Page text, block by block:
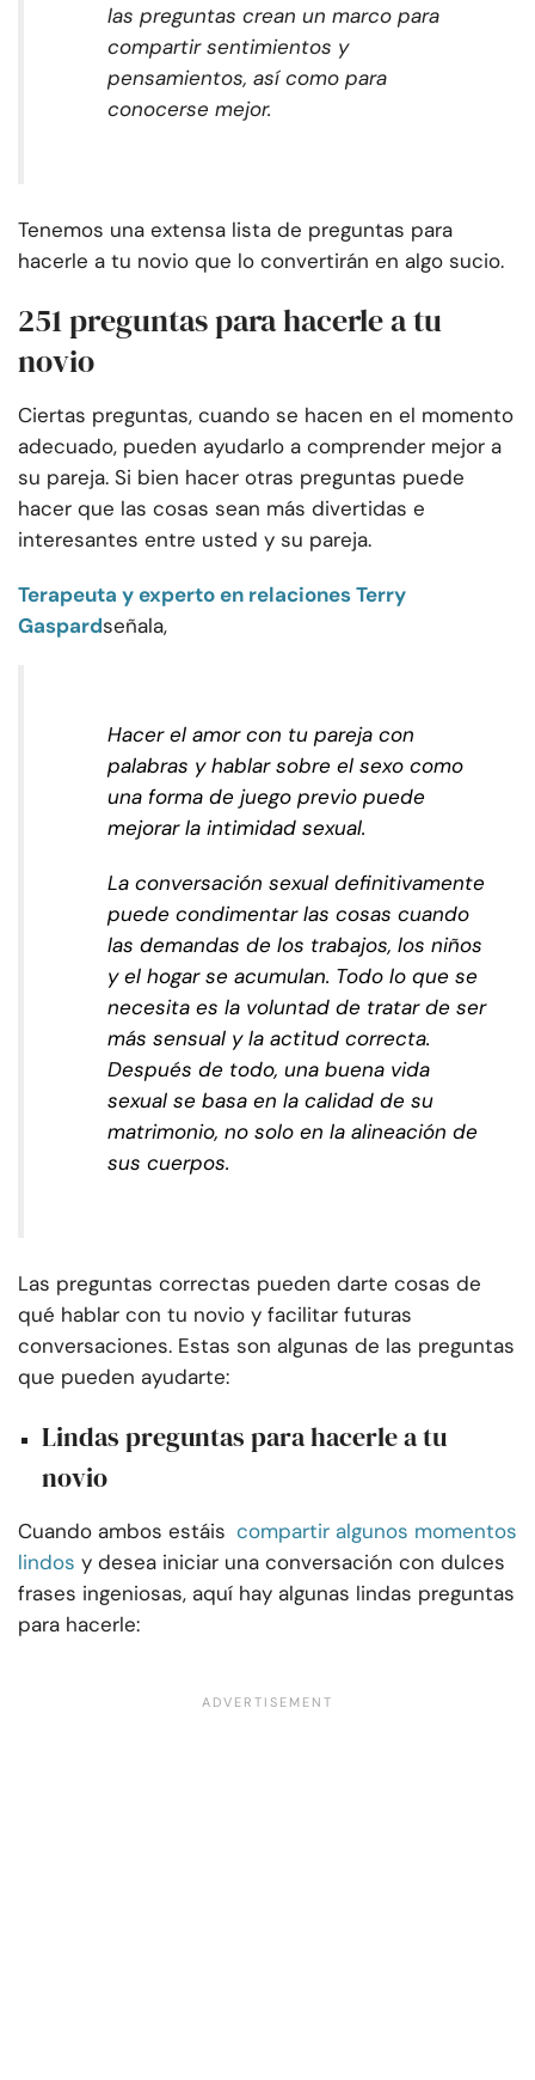
las preguntas crean un marco para
compartir sentimientos y
pensamientos, así como para
conocerse mejor.
Tenemos una extensa lista de preguntas para
hacerle a tu novio que lo convertirán en algo sucio.
251 preguntas para hacerle a tu
novio
Ciertas preguntas, cuando se hacen en el momento
adecuado, pueden ayudarlo a comprender mejor a
su pareja. Si bien hacer otras preguntas puede
hacer que las cosas sean más divertidas e
interesantes entre usted y su pareja.
Terapeuta y experto en relaciones Terry
Gaspardseñala,
Hacer el amor con tu pareja con
palabras y hablar sobre el sexo como
una forma de juego previo puede
mejorar la intimidad sexual.
La conversación sexual definitivamente
puede condimentar las cosas cuando
las demandas de los trabajos, los niños
y el hogar se acumulan. Todo lo que se
necesita es la voluntad de tratar de ser
más sensual y la actitud correcta.
Después de todo, una buena vida
sexual se basa en la calidad de su
matrimonio, no solo en la alineación de
sus cuerpos.
Las preguntas correctas pueden darte cosas de
qué hablar con tu novio y facilitar futuras
conversaciones. Estas son algunas de las preguntas
que pueden ayudarte:
Lindas preguntas para hacerle a tu
novio
Cuando ambos estáis compartir algunos momentos
lindos y desea iniciar una conversación con dulces
frases ingeniosas, aquí hay algunas lindas preguntas
para hacerle: